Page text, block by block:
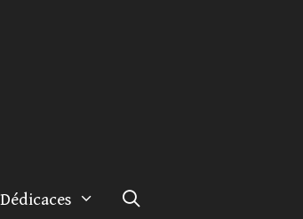
Dédicaces